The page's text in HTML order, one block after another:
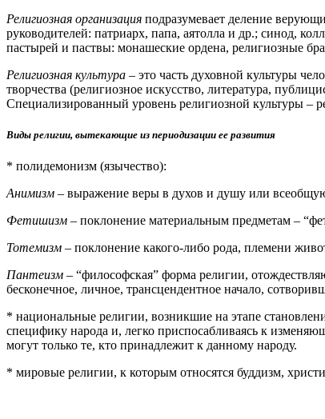
Религиозная организация подразумевает деление
руководителей: патриарх, папа, аятолла и др.; синод,
пастырей и паствы: монашеские ордена, религиозные
Религиозная культура – это часть духовной культуры
творчества (религиозное искусство, литература,
Специализированный уровень религиозной культуры –
Виды религии, вытекающие из периодизации ее развития
* полидемонизм (язычество):
Анимизм – выражение веры в духов и душу или
Фетишизм – поклонение материальным предметам –
Тотемизм – поклонение какого-либо рода, племени
Пантеизм – “философская” форма религии,
бесконечное, личное, трансцендентное начало,
* национальные религии, возникшие на этапе
специфику народа и, легко приспосабливаясь к
могут только те, кто принадлежит к данному народу.
* мировые религии, к которым относятся буддизм,